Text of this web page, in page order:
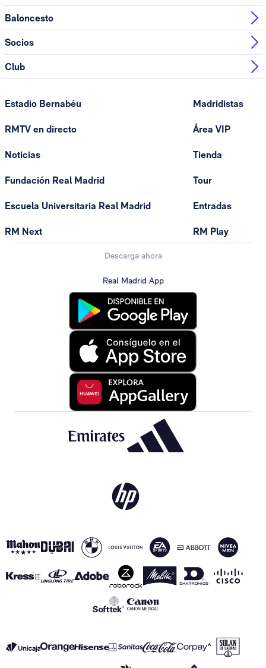
Baloncesto
Socios
Club
Estadio Bernabéu
RMTV en directo
Noticias
Fundación Real Madrid
Escuela Universitaria Real Madrid
RM Next
Madridistas
Área VIP
Tienda
Tour
Entradas
RM Play
Descarga ahora
Real Madrid App